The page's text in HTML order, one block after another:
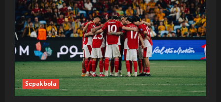
a
t
i
o
n Sepakbola